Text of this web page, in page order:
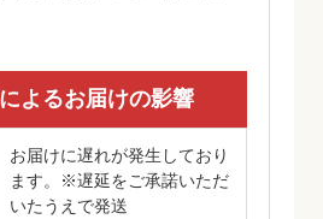
よるお届けの影響
お届けに遅れが発生しており
ます。※遅延をご承諾いただ
いたうえで発送